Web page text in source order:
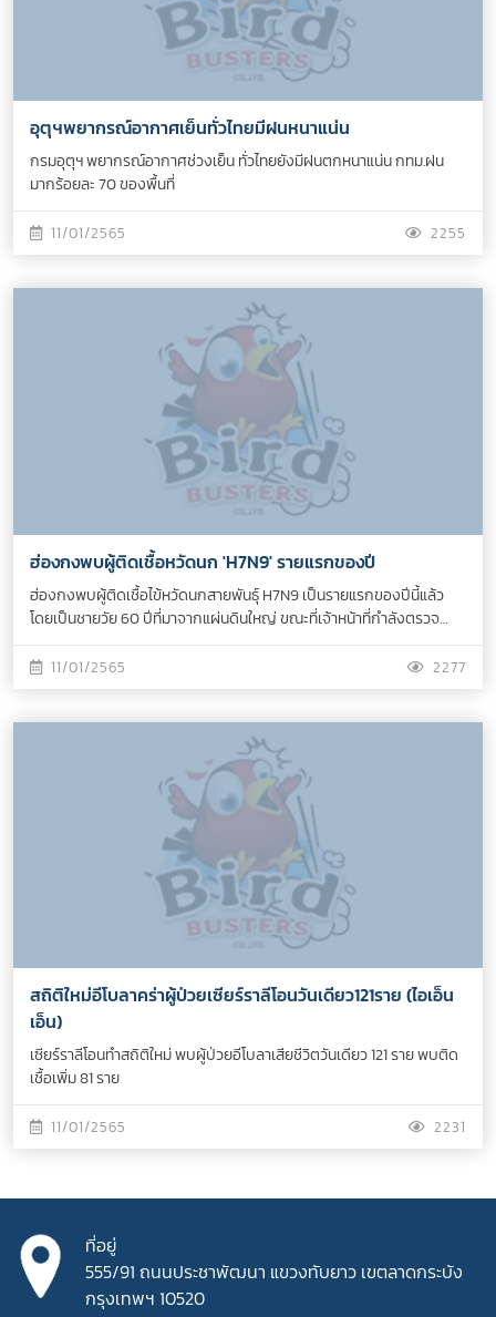
อุตุฯพยากรณ์อากาศเย็นทั่วไทยมีฝนหนาแน่น
กรมอุตุฯ พยากรณ์อากาศช่วงเย็น ทั่วไทยยังมีฝนตกหนาแน่น กทม.ฝน
มากร้อยละ 70 ของพื้นที่
11/01/2565 2255
ฮ่องกงพบผู้ติดเชื้อหวัดนก 'H7N9' รายแรกของปี
ฮ่องกงพบผู้ติดเชื้อไข้หวัดนกสายพันธ์ุ H7N9 เป็นรายแรกของปีนี้แล้ว
โดยเป็นชายวัย 60 ปีที่มาจากแผ่นดินใหญ่ ขณะที่เจ้าหน้าที่กำลังตรวจ
สอบว่ามีผู้ติดเชื้อต่อจากชายคนนี้หรือไม่...
11/01/2565 2277
สถิติใหม่อีโบลาคร่าผู้ป่วยเซียร์ราลีโอนวันเดียว121ราย (ไอเอ็น
เอ็น)
เซียร์ราลีโอนทำสถิติใหม่ พบผู้ป่วยอีโบลาเสียชีวิตวันเดียว 121 ราย พบติด
เชื้อเพิ่ม 81 ราย
11/01/2565 2231
ที่อยู่
555/91 ถนนประชาพัฒนา แขวงทับยาว เขตลาดกระบัง
กรุงเทพฯ 10520